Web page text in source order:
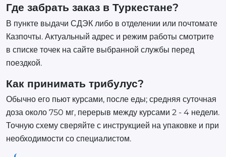
Где забрать заказ в Туркестане?
В пункте выдачи СДЭК либо в отделении или почтомате
Казпочты. Актуальный адрес и режим работы смотрите
в списке точек на сайте выбранной службы перед
поездкой.
Как принимать трибулус?
Обычно его пьют курсами, после еды; средняя суточная
доза около 750 мг, перерыв между курсами 2 - 4 недели.
Точную схему сверяйте с инструкцией на упаковке и при
необходимости со специалистом.